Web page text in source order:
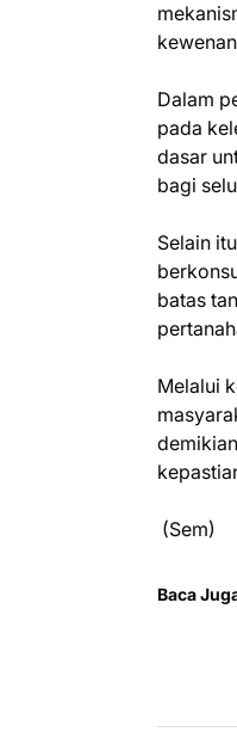
Dalam
pada
dasar
bagi
Selain
batas
Melalui
(Sem)
Baca